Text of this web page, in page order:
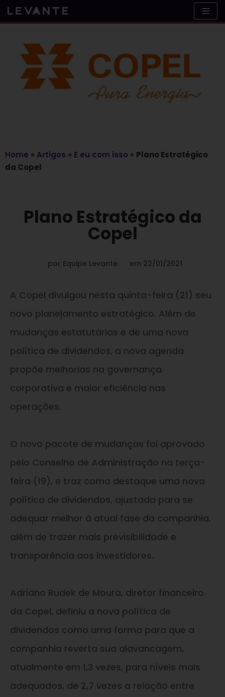
Skip
to
Home » Artigos » E eu com isso » Plano Estratégico
da Copel
Plano Estratégico da
Copel
por Equipe Levante em 22/01/2021
A Copel divulgou nesta quinta-feira (21) seu
novo planejamento estratégico. Além de
mudanças estatutárias e de uma nova
política de dividendos, a nova agenda
propõe melhorias na governança
corporativa e maior eficiência nas
operações.
O novo pacote de mudanças foi aprovado
pelo Conselho de Administração na terça-
feira (19), e traz como destaque uma nova
política de dividendos, ajustada para se
adequar melhor à atual fase da companhia,
além de trazer mais previsibilidade e
transparência aos investidores.
Adriano Rudek de Moura, diretor financeiro
da Copel, definiu a nova política de
dividendos como uma forma para que a
companhia reverta sua alavancagem,
atualmente em 1,3 vezes, para níveis mais
adequados, de 2,7 vezes a relação entre